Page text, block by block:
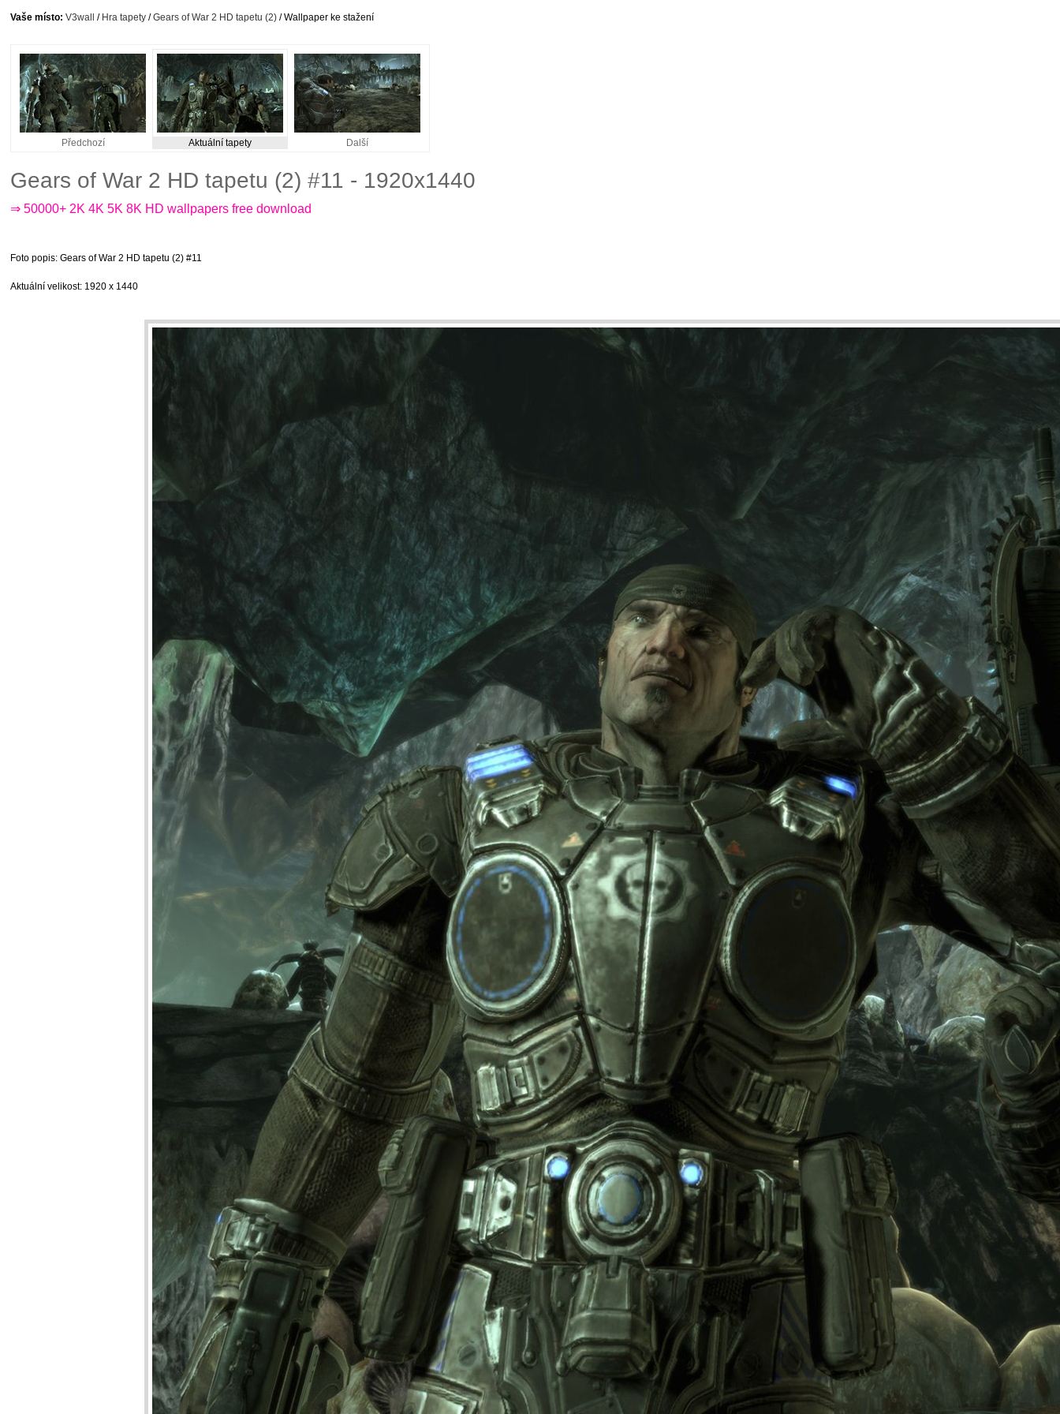
Vaše místo: V3wall / Hra tapety /Gears of War 2 HD tapetu (2) / Wallpaper ke stažení
Předchozí Aktuální tapety Další
Gears of War 2 HD tapetu (2) #11 - 1920x1440
⇒ 50000+ 2K 4K 5K 8K HD wallpapers free download
Foto popis: Gears of War 2 HD tapetu (2) #11
Aktuální velikost: 1920 x 1440